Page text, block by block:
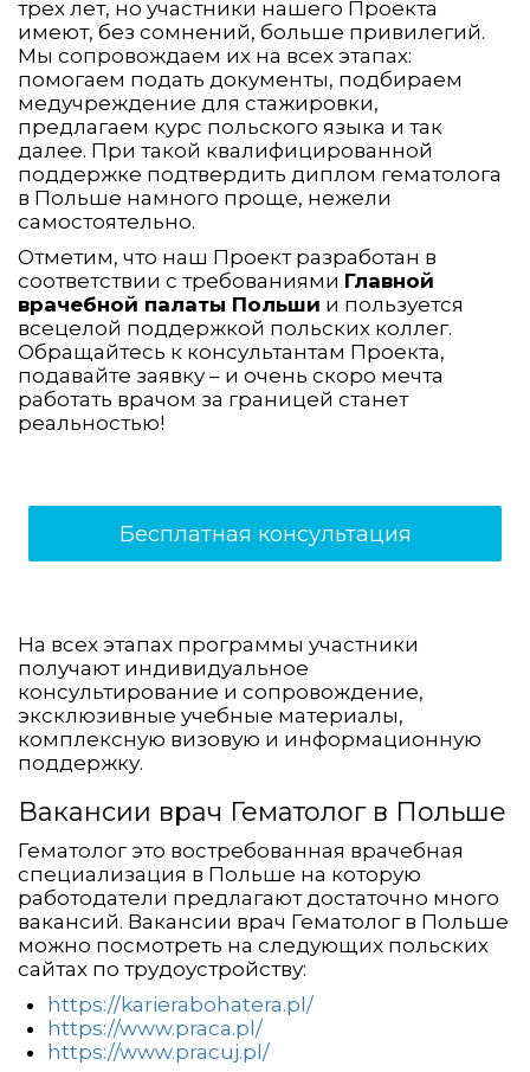
трех лет, но участники нашего Проекта
имеют, без сомнений, больше привилегий.
Мы сопровождаем их на всех этапах:
помогаем подать документы, подбираем
медучреждение для стажировки,
предлагаем курс польского языка и так
далее. При такой квалифицированной
поддержке подтвердить диплом гематолога
в Польше намного проще, нежели
самостоятельно.
Отметим, что наш Проект разработан в
соответствии с требованиями Главной
врачебной палаты Польши и пользуется
всецелой поддержкой польских коллег.
Обращайтесь к консультантам Проекта,
подавайте заявку – и очень скоро мечта
работать врачом за границей станет
реальностью!
Бесплатная консультация
На всех этапах программы участники
получают индивидуальное
консультирование и сопровождение,
эксклюзивные учебные материалы,
комплексную визовую и информационную
поддержку.
Вакансии врач Гематолог в Польше
Гематолог это востребованная врачебная
специализация в Польше на которую
работодатели предлагают достаточно много
вакансий. Вакансии врач Гематолог в Польше
можно посмотреть на следующих польских
сайтах по трудоустройству:
https://karierabohatera.pl/
https://www.praca.pl/
https://www.pracuj.pl/